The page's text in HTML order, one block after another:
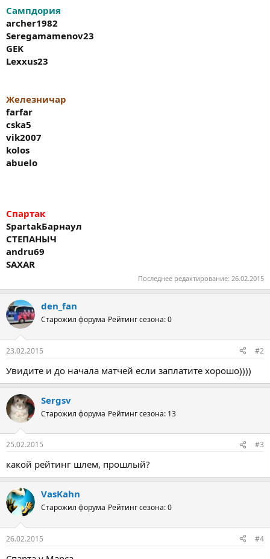
Сампдория
archer1982
Seregamamenov23
GEK
Lexxus23
Железничар
farfar
cska5
vik2007
kolos
abuelo
Спартак
SpartakБарнаул
СТЕПАНЫЧ
andru69
SAXAR
Последнее редактирование: 26.02.2015
den_fan
Старожил форума Рейтинг сезона: 0
23.02.2015 #2
Увидите и до начала матчей если заплатите хорошо))))
Sergsv
Старожил форума Рейтинг сезона: 13
25.02.2015 #3
какой рейтинг шлем, прошлый?
VasKahn
Старожил форума Рейтинг сезона: 0
26.02.2015 #4